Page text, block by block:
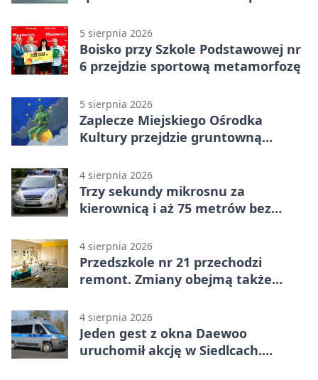
5 sierpnia 2026
Boisko przy Szkole Podstawowej nr
6 przejdzie sportową metamorfozę
5 sierpnia 2026
Zaplecze Miejskiego Ośrodka
Kultury przejdzie gruntowną
4 sierpnia 2026
Trzy sekundy mikrosnu za
kierownicą i aż 75 metrów bez
4 sierpnia 2026
Przedszkole nr 21 przechodzi
remont. Zmiany obejmą także
4 sierpnia 2026
Jeden gest z okna Daewoo
uruchomił akcję w Siedlcach.